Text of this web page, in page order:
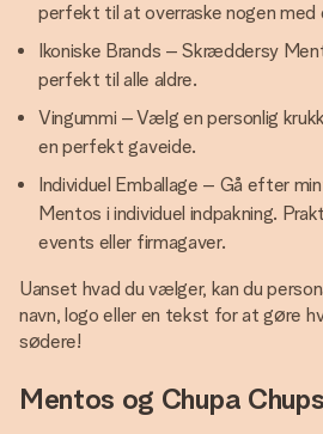
perfekt til at overraske nogen med
Ikoniske Brands – Skræddersy
perfekt til alle aldre.
Vingummi – Vælg en personlig
en perfekt gaveide.
Individuel Emballage – Gå efter
Mentos i individuel indpakning.
events eller firmagaver.
Uanset hvad du vælger, kan du
navn, logo eller en tekst for at gøre
sødere!
Mentos og Chupa Chups